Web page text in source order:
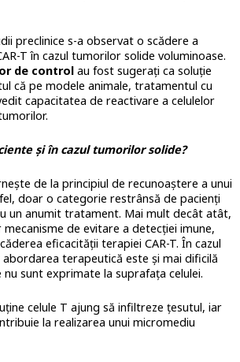
preclinice s-a observat o scădere a
T în cazul tumorilor solide voluminoase.
de controlau fost sugerați ca soluție
că pe modele animale, tratamentul cu
capacitatea de reactivare a celulelor
și în cazul tumorilor solide?
de la principiul de recunoaștere a unui
doar o categorie restrânsă de pacienți
un anumit tratament. Mai mult decât atât,
de evitare a detecției imune,
eficacității terapiei CAR-T. În cazul
terapeutică este și mai dificilă
sunt exprimate la suprafața celulei.
celule T ajung să infiltreze țesutul, iar
la realizarea unui micromediu